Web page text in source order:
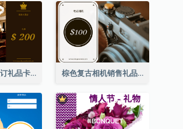
金棕色酒店预订礼品卡 棕色复古相机销售礼品卡